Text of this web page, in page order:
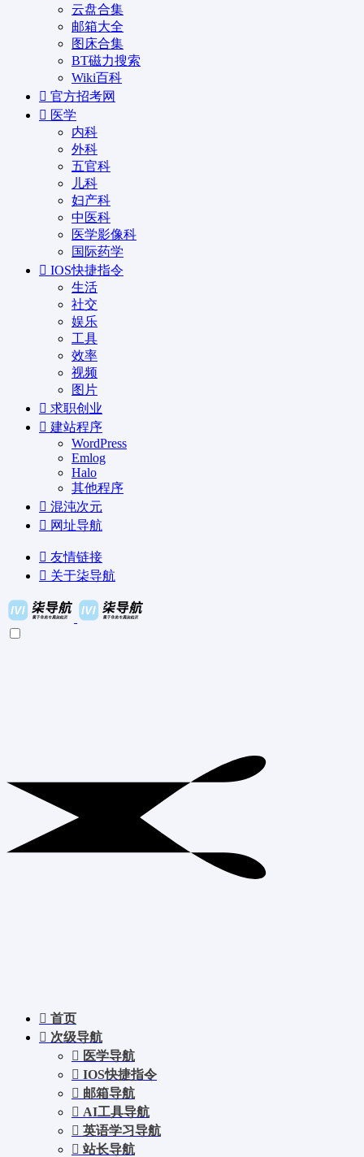
云盘合集
邮箱大全
图床合集
BT磁力搜索
Wiki百科
官方招考网
医学
内科
外科
五官科
儿科
妇产科
中医科
医学影像科
国际药学
IOS快捷指令
生活
社交
娱乐
工具
效率
视频
图片
求职创业
建站程序
WordPress
Emlog
Halo
其他程序
混沌次元
网址导航
友情链接
关于柒导航
首页
次级导航
医学导航
IOS快捷指令
邮箱导航
AI工具导航
英语学习导航
站长导航